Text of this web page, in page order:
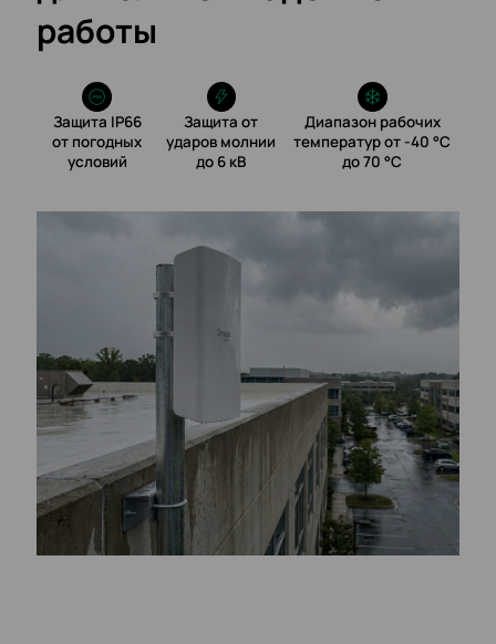
работы
Защита IP66
от погодных
условий
Защита от
ударов молнии
до 6 кВ
Диапазон рабочих
температур от -40 °C
до 70 °C